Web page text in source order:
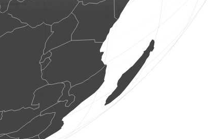
ortottero
www.faune-france.org
6 libellle (6 ago 2026 9:19:40)
www.faune-france.org
1 uccello (6 ago 2026 9:19:36)
(6 ago 2026 9:19:35)
(6 ago 2026 9:19:34)
1 farfalla diurna (6 ago 2026 9:19:32)
www.faune-france.org
4 farfalle diurne (6 ago 2026 9:19:31)
www.faune-france.org
ortottero (6 ago 2026 9:19:30)
www.faune-france.org